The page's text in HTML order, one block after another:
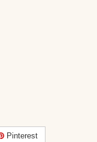
Pinterest